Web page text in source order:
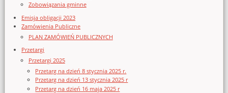
Zobowiązania gminne
Emisja obligacji 2023
Zamówienia Publiczne
PLAN ZAMÓWIEŃ PUBLICZNYCH
Przetargi
Przetargi 2025
Przetarg na dzień 8 stycznia 2025 r.
Przetarg na dzień 13 stycznia 2025 r
Przetarg na dzień 16 maja 2025 r